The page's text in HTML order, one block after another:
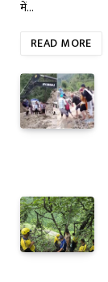
में…
READ MORE